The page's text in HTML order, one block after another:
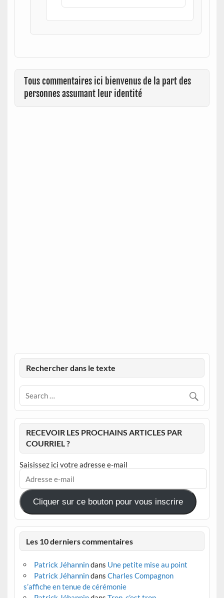
Tous commentaires ici bienvenus de la part des
personnes assumant leur identité
Rechercher dans le texte
RECEVOIR LES PROCHAINS ARTICLES PAR
COURRIEL ?
Saisissez ici votre adresse e-mail
Adresse
mail
Cliquer sur ce bouton pour vous inscrire
Les 10 derniers commentaires
Patrick Jéhannindans Une petite mise au point
Patrick Jéhannindans Charles Compagnon
s’affiche en tenue de cérémonie